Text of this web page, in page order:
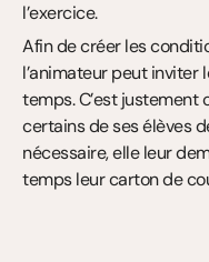
l’exercice.
Afin de créer les
l’animateur peut inviter
temps. C’est justement
certains de ses élèves
nécessaire, elle leur
temps leur carton de